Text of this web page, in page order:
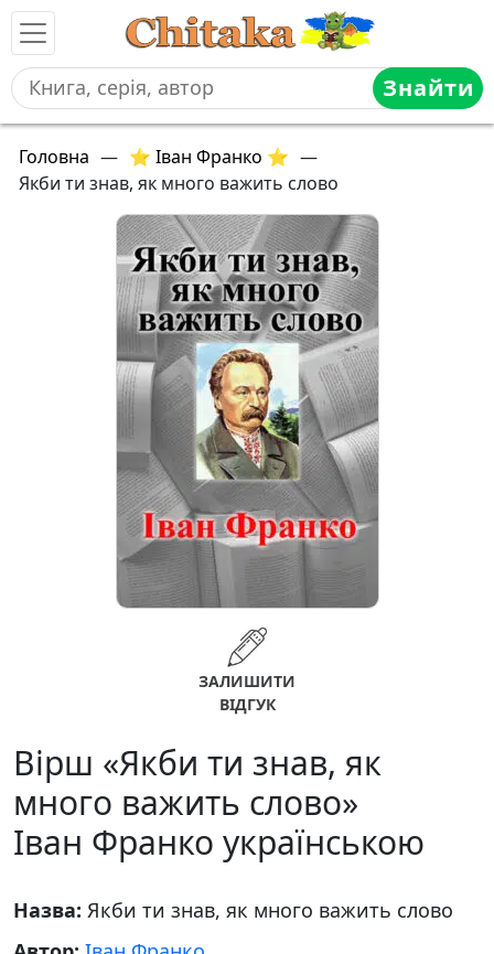
Знайти
Головна — ⭐ Іван Франко ⭐ —
Якби ти знав, як много важить слово
ЗАЛИШИТИ
ВІДГУК
Вірш «Якби ти знав, як
много важить слово»
Іван Франко українською
Назва: Якби ти знав, як много важить слово